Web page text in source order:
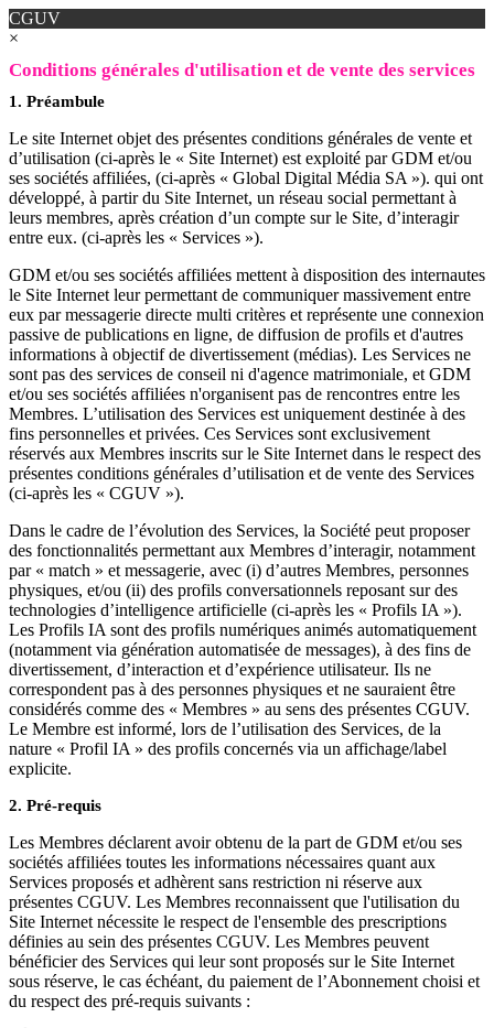
CGUV
×
Conditions générales d'utilisation et de vente des services
1. Préambule
Le site Internet objet des présentes conditions générales de vente et
d’utilisation (ci-après le « Site Internet) est exploité par GDM et/ou
ses sociétés affiliées, (ci-après « Global Digital Média SA »). qui ont
développé, à partir du Site Internet, un réseau social permettant à
leurs membres, après création d’un compte sur le Site, d’interagir
entre eux. (ci-après les « Services »).
GDM et/ou ses sociétés affiliées mettent à disposition des internautes
le Site Internet leur permettant de communiquer massivement entre
eux par messagerie directe multi critères et représente une connexion
passive de publications en ligne, de diffusion de profils et d'autres
informations à objectif de divertissement (médias). Les Services ne
sont pas des services de conseil ni d'agence matrimoniale, et GDM
et/ou ses sociétés affiliées n'organisent pas de rencontres entre les
Membres. L’utilisation des Services est uniquement destinée à des
fins personnelles et privées. Ces Services sont exclusivement
réservés aux Membres inscrits sur le Site Internet dans le respect des
présentes conditions générales d’utilisation et de vente des Services
(ci-après les « CGUV »).
Dans le cadre de l’évolution des Services, la Société peut proposer
des fonctionnalités permettant aux Membres d’interagir, notamment
par « match » et messagerie, avec (i) d’autres Membres, personnes
physiques, et/ou (ii) des profils conversationnels reposant sur des
technologies d’intelligence artificielle (ci-après les « Profils IA »).
Les Profils IA sont des profils numériques animés automatiquement
(notamment via génération automatisée de messages), à des fins de
divertissement, d’interaction et d’expérience utilisateur. Ils ne
correspondent pas à des personnes physiques et ne sauraient être
considérés comme des « Membres » au sens des présentes CGUV.
Le Membre est informé, lors de l’utilisation des Services, de la
nature « Profil IA » des profils concernés via un affichage/label
explicite.
2. Pré-requis
Les Membres déclarent avoir obtenu de la part de GDM et/ou ses
sociétés affiliées toutes les informations nécessaires quant aux
Services proposés et adhèrent sans restriction ni réserve aux
présentes CGUV. Les Membres reconnaissent que l'utilisation du
Site Internet nécessite le respect de l'ensemble des prescriptions
définies au sein des présentes CGUV. Les Membres peuvent
bénéficier des Services qui leur sont proposés sur le Site Internet
sous réserve, le cas échéant, du paiement de l’Abonnement choisi et
du respect des pré-requis suivants :